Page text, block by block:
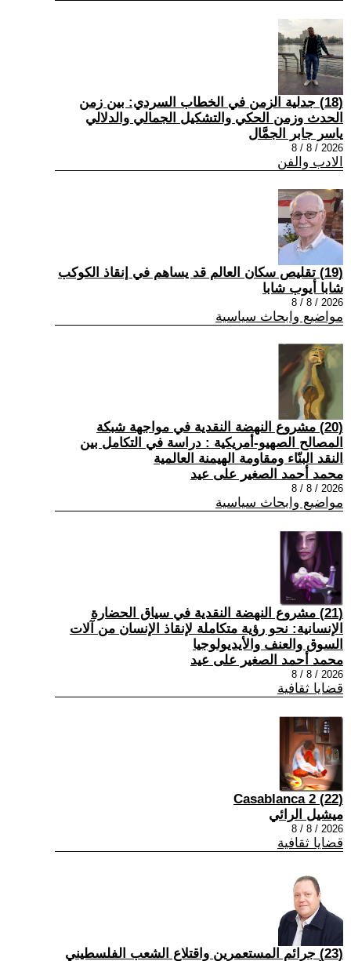
(18) جدلية الزمن في الخطاب السردي: بين زمن
الحدث وزمن الحكي والتشكيل الجمالي والدلالي
ياسر جابر الجمَّال
2026 / 8 / 8
الادب والفن
(19) تقليص سكان العالم قد يساهم في إنقاذ الكوكب
شابا أيوب شابا
2026 / 8 / 8
مواضيع وابحاث سياسية
(20) مشروع النهضة النقدية في مواجهة شبكة
المصالح الصهيو-أمريكية : دراسة في التكامل بين
النقد البنّاء ومقاومة الهيمنة العالمية
محمد أحمد الصغير على عيد
2026 / 8 / 8
مواضيع وابحاث سياسية
(21) مشروع النهضة النقدية في سياق الحضارة
الإنسانية: نحو رؤية متكاملة لإنقاذ الإنسان من آلات
السوق والعنف والأيديولوجيا
محمد أحمد الصغير على عيد
2026 / 8 / 8
قضايا ثقافية
(22) Casablanca 2
ميشيل الرائي
2026 / 8 / 8
قضايا ثقافية
(23) جرائم المستعمرين واقتلاع الشعب الفلسطيني